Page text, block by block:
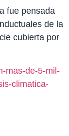
fue pensada
de la
cubierta por
mas-de-5-mil-
climatica-